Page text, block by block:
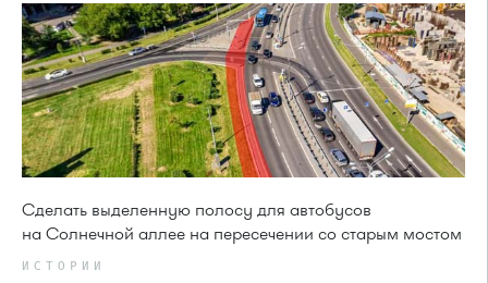
Сделать выделенную полосу для автобусов
на Солнечной аллее на пересечении со старым мостом
ИСТОРИИ